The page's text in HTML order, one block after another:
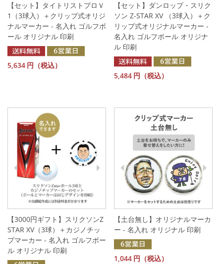
【セット】タイトリストプロＶ
1（3球入）＋クリップ式オリジ
ナルマーカー - 名入れ ゴルフボ
ール オリジナル 印刷
5,634 円（税込）
【セット】ダンロップ・スリク
ソン Z-STAR XV （3球入）＋ク
リップ式オリジナルマーカー -
名入れ ゴルフボール オリジナ
ル 印刷
5,484 円（税込）
【3000円ギフト】スリクソンZ
STAR XV（3球）＋カジノチッ
プマーカー - 名入れ ゴルフボー
ル オリジナル 印刷
【土台無し】オリジナルマーカ
ー - 名入れ オリジナル 印刷
1,044 円（税込）